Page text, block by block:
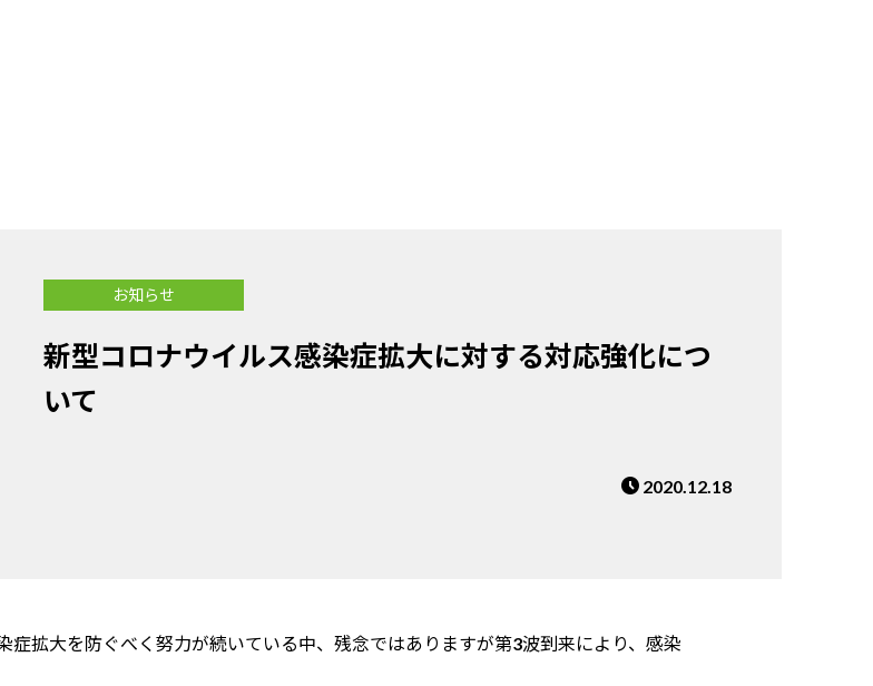
お知らせ
新型コロナウイルス感染症拡大に対する対応強化につ
いて
2020.12.18
拡大を防ぐべく努力が続いている中、残念ではありますが第3波到来により、感染